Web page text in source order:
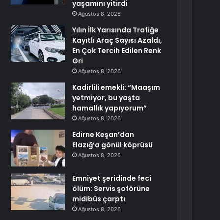
yaşamını yitirdi
Ağustos 8, 2026
Yılın İlk Yarısında Trafiğe
Kayıtlı Araç Sayısı Azaldı,
En Çok Tercih Edilen Renk
Gri
Ağustos 8, 2026
Kadirlili emekli: “Maaşım
yetmiyor, bu yaşta
hamallık yapıyorum”
Ağustos 8, 2026
Edirne Keşan’dan
Elazığ’a gönül köprüsü
Ağustos 8, 2026
Emniyet şeridinde feci
ölüm: Servis şoförüne
midibüs çarptı
Ağustos 8, 2026